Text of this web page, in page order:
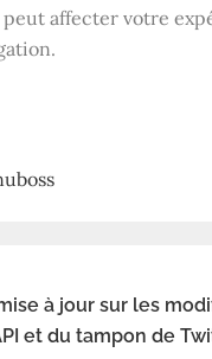
peut affecter votre
à jour sur les
et du tampon de